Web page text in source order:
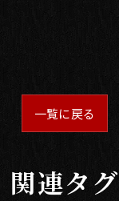
一覧に戻る
関連タグ